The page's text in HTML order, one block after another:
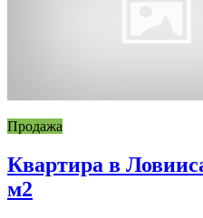
Продажа
Квартира в
м2